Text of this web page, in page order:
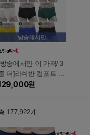
방송에서만
송에서만 이 가격/ 3
더]라쉬반 컴포트 드
즈 6+3종원
177,922개